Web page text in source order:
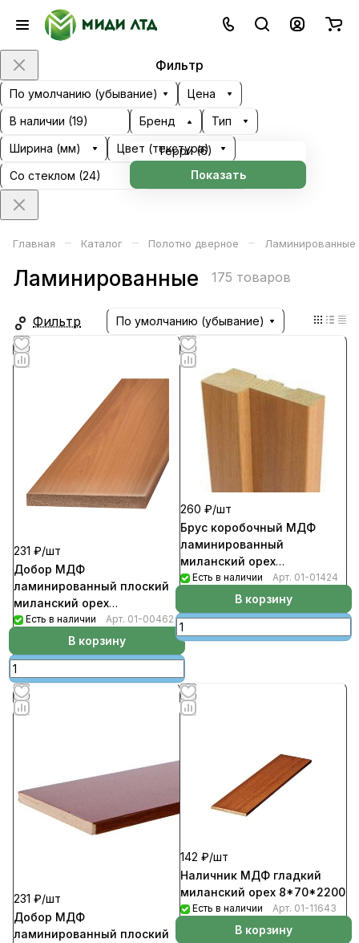
Фильтр
По умолчанию (убывание)
Цена
В наличии (19) Бренд
Терри (6)
Показать
Тип
Ширина (мм)
Цвет (текстура)
Со стеклом (24) Цвет стекла
Главная – Каталог – Полотно дверное – Ламинированные
Ламинированные 175 товаров
Фильтр По умолчанию (убывание)
231 ₽/шт
Добор МДФ
ламинированный плоский
миланский орех
100*8*2070 (10шт)
Есть в наличии Арт. 01-00462
В корзину
260 ₽/шт
Брус коробочный МДФ
ламинированный
миланский орех
26*70*2070
Есть в наличии Арт. 01-01424
В корзину
231 ₽/шт
Добор МДФ
ламинированный плоский
142 ₽/шт
Наличник МДФ гладкий
миланский орех 8*70*2200
Есть в наличии Арт. 01-11643
В корзину